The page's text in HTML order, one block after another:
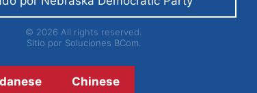
© 2026 All rights reserved.
Sitio por Soluciones BCom.
Chinese